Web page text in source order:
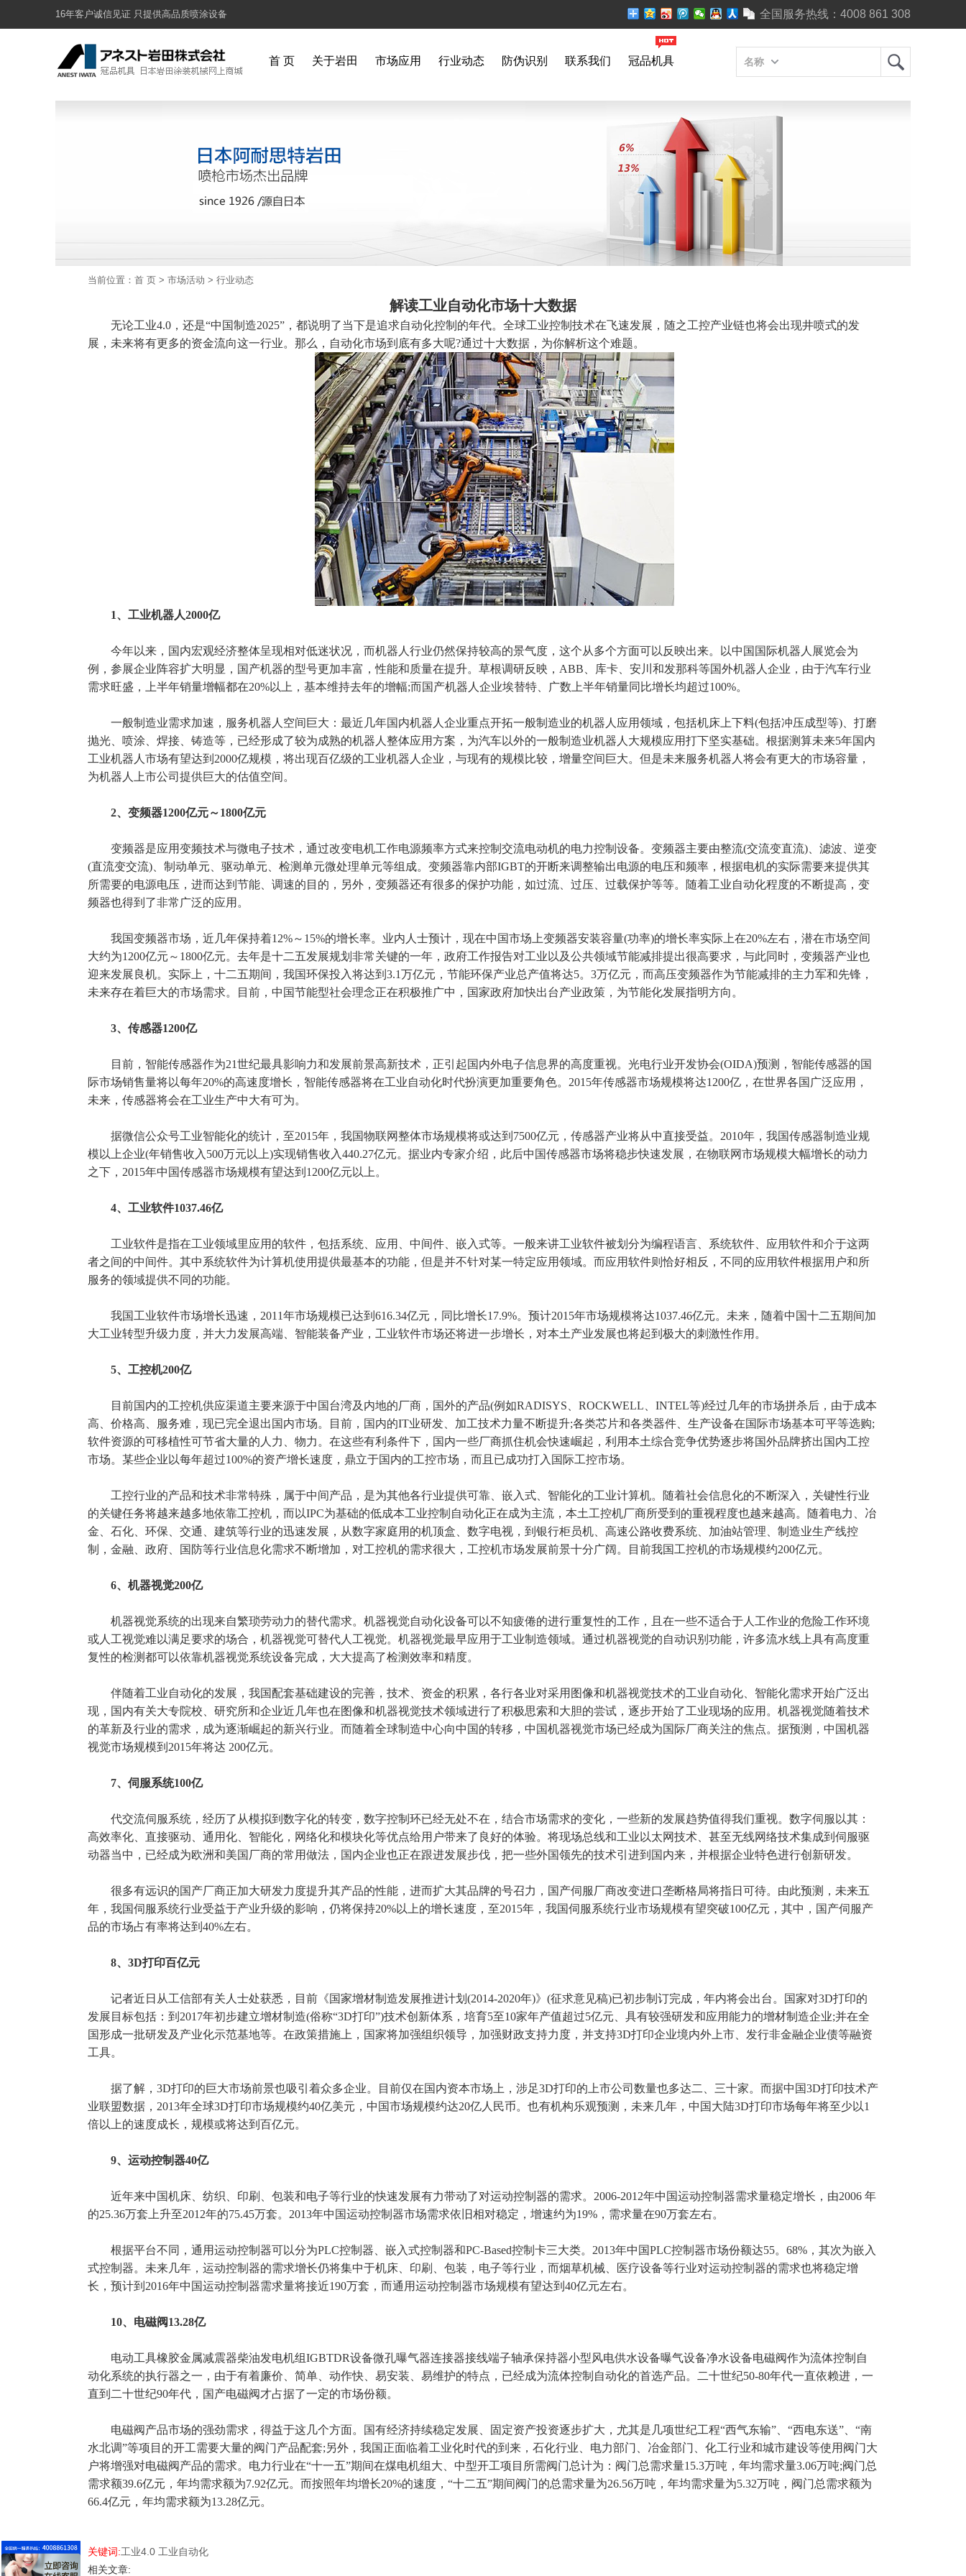
16年客户诚信见证 只提供高品质喷涂设备 全国服务热线： 4008 861 308
首 页 关于岩田 市场应用 行业动态 防伪识别 联系我们 冠品机具 名称
当前位置： 首 页 > 市场活动 > 行业动态
解读工业自动化市场十大数据
无论工业4.0 ，还是“中国制造2025”，都说明了当下是追求自动化控制的年代。全球工业控制 技术在飞速发展，随之工控产业链也将会出现井喷式的发
展，未来将有更多的资金流向这一行业。那么，自动化市场到底有多大呢?通过十大数据，为你解析这个难题。
1、工业机器人2000亿
今年以来，国内宏观经济整体呈现相对低迷状况，而机器人行业仍然保持较高的景气度，这个从多个方面可以反映出来。以中国国际机器人展览会为
例，参展企业阵容扩大明显，国产机器的型号更加丰富，性能和质量在提升。草根调研反映，ABB、库卡、安川和发那科等国外机器人企业，由于汽车行业
需求旺盛，上半年销量增幅都在20%以上，基本维持去年的增幅;而国产机器人企业埃替特、广数上半年销量同比增长均超过100%。
一般制造业需求加速，服务机器人空间巨大：最近几年国内机器人企业重点开拓一般制造业的机器人应用领域，包括机床上下料(包括冲压成型等)、打磨
抛光、喷涂、焊接、铸造等，已经形成了较为成熟的机器人整体应用方案，为汽车以外的一般制造业机器人大规模应用打下坚实基础。根据测算未来5年国内
工业机器人市场有望达到2000亿规模，将出现百亿级的工业机器人企业，与现有的规模比较，增量空间巨大。但是未来服务机器人将会有更大的市场容量，
为机器人上市公司提供巨大的估值空间。
2、变频器1200亿元～1800亿元
变频器是应用变频技术与微电子技术，通过改变电机工作电源频率方式来控制交流电动机的电力控制设备。变频器主要由整流(交流变直流)、滤波、逆变
(直流变交流)、制动单元、驱动单元、检测单元微处理单元等组成。变频器靠内部IGBT的开断来调整输出电源的电压和频率，根据电机的实际需要来提供其
所需要的电源电压，进而达到节能、调速的目的，另外，变频器还有很多的保护功能，如过流、过压、过载保护等等。随着工业自动化程度的不断提高，变
频器也得到了非常广泛的应用。
我国变频器市场，近几年保持着12%～15%的增长率。业内人士预计，现在中国市场上变频器安装容量(功率)的增长率实际上在20%左右，潜在市场空间
大约为1200亿元～1800亿元。去年是十二五发展规划非常关键的一年，政府工作报告对工业以及公共领域节能减排提出很高要求，与此同时，变频器产业也
迎来发展良机。实际上，十二五期间，我国环保投入将达到3.1万亿元，节能环保产业总产值将达5。3万亿元，而高压变频器作为节能减排的主力军和先锋，
未来存在着巨大的市场需求。目前，中国节能型社会理念正在积极推广中，国家政府加快出台产业政策，为节能化发展指明方向。
3、传感器1200亿
目前，智能传感器作为21世纪最具影响力和发展前景高新技术，正引起国内外电子信息界的高度重视。光电行业开发协会(OIDA)预测，智能传感器的国
际市场销售量将以每年20%的高速度增长，智能传感器将在工业自动化时代扮演更加重要角色。2015年传感器市场规模将达1200亿，在世界各国广泛应用，
未来，传感器将会在工业生产中大有可为。
据微信公众号工业智能化的统计，至2015年，我国物联网整体市场规模将或达到7500亿元，传感器产业将从中直接受益。2010年，我国传感器制造业规
模以上企业(年销售收入500万元以上)实现销售收入440.27亿元。据业内专家介绍，此后中国传感器市场将稳步快速发展，在物联网市场规模大幅增长的动力
之下，2015年中国传感器市场规模有望达到1200亿元以上。
4、工业软件1037.46亿
工业软件是指在工业领域里应用的软件，包括系统、应用、中间件、嵌入式等。一般来讲工业软件被划分为编程语言、系统软件、应用软件和介于这两
者之间的中间件。其中系统软件为计算机使用提供最基本的功能，但是并不针对某一特定应用领域。而应用软件则恰好相反，不同的应用软件根据用户和所
服务的领域提供不同的功能。
我国工业软件市场增长迅速，2011年市场规模已达到616.34亿元，同比增长17.9%。预计2015年市场规模将达1037.46亿元。未来，随着中国十二五期间加
大工业转型升级力度，并大力发展高端、智能装备产业，工业软件市场还将进一步增长，对本土产业发展也将起到极大的刺激性作用。
5、工控机200亿
目前国内的工控机供应渠道主要来源于中国台湾及内地的厂商，国外的产品(例如RADISYS、ROCKWELL、INTEL等)经过几年的市场拼杀后，由于成本
高、价格高、服务难，现已完全退出国内市场。目前，国内的IT业研发、加工技术力量不断提升;各类芯片和各类器件、生产设备在国际市场基本可平等选购;
软件资源的可移植性可节省大量的人力、物力。在这些有利条件下，国内一些厂商抓住机会快速崛起，利用本土综合竞争优势逐步将国外品牌挤出国内工控
市场。某些企业以每年超过100%的资产增长速度，鼎立于国内的工控市场，而且已成功打入国际工控市场。
工控行业的产品和技术非常特殊，属于中间产品，是为其他各行业提供可靠、嵌入式、智能化的工业计算机。随着社会信息化的不断深入，关键性行业
的关键任务将越来越多地依靠工控机，而以IPC为基础的低成本工业控制 自动化正在成为主流，本土工控机厂商所受到的重视程度也越来越高。随着电力、冶
金、石化、环保、交通、建筑等行业的迅速发展，从数字家庭用的机顶盒、数字电视，到银行柜员机、高速公路收费系统、加油站管理、制造业生产线控
制，金融、政府、国防等行业信息化需求不断增加，对工控机的需求很大，工控机市场发展前景十分广阔。目前我国工控机的市场规模约200亿元。
6、机器视觉200亿
机器视觉系统的出现来自繁琐劳动力的替代需求。机器视觉自动化设备可以不知疲倦的进行重复性的工作，且在一些不适合于人工作业的危险工作环境
或人工视觉难以满足要求的场合，机器视觉可替代人工视觉。机器视觉最早应用于工业制造领域。通过机器视觉的自动识别功能，许多流水线上具有高度重
复性的检测都可以依靠机器视觉系统设备完成，大大提高了检测效率和精度。
伴随着工业自动化的发展，我国配套基础建设的完善，技术、资金的积累，各行各业对采用图像和机器视觉技术的工业自动化、智能化需求开始广泛出
现，国内有关大专院校、研究所和企业近几年也在图像和机器视觉技术领域进行了积极思索和大胆的尝试，逐步开始了工业现场的应用。机器视觉随着技术
的革新及行业的需求，成为逐渐崛起的新兴行业。而随着全球制造中心向中国的转移，中国机器视觉市场已经成为国际厂商关注的焦点。据预测，中国机器
视觉市场规模到2015年将达 200亿元。
7、伺服系统100亿
代交流伺服系统，经历了从模拟到数字化的转变，数字控制环已经无处不在，结合市场需求的变化，一些新的发展趋势值得我们重视。数字伺服以其：
高效率化、直接驱动、通用化、智能化，网络化和模块化等优点给用户带来了良好的体验。将现场总线和工业以太网技术、甚至无线网络技术集成到伺服驱
动器当中，已经成为欧洲和美国厂商的常用做法，国内企业也正在跟进发展步伐，把一些外国领先的技术引进到国内来，并根据企业特色进行创新研发。
很多有远识的国产厂商正加大研发力度提升其产品的性能，进而扩大其品牌的号召力，国产伺服厂商改变进口垄断格局将指日可待。由此预测，未来五
年，我国伺服系统行业受益于产业升级的影响，仍将保持20%以上的增长速度，至2015年，我国伺服系统行业市场规模有望突破100亿元，其中，国产伺服产
品的市场占有率将达到40%左右。
8、3D打印百亿元
记者近日从工信部有关人士处获悉，目前《国家增材制造发展推进计划(2014-2020年)》(征求意见稿)已初步制订完成，年内将会出台。国家对3D打印的
发展目标包括：到2017年初步建立增材制造(俗称“3D打印”)技术创新体系，培育5至10家年产值超过5亿元、具有较强研发和应用能力的增材制造企业;并在全
国形成一批研发及产业化示范基地等。在政策措施上，国家将加强组织领导，加强财政支持力度，并支持3D打印企业境内外上市、发行非金融企业债等融资
工具。
据了解，3D打印的巨大市场前景也吸引着众多企业。目前仅在国内资本市场上，涉足3D打印的上市公司数量也多达二、三十家。而据中国3D打印技术产
业联盟数据，2013年全球3D打印市场规模约40亿美元，中国市场规模约达20亿人民币。也有机构乐观预测，未来几年，中国大陆3D打印市场每年将至少以1
倍以上的速度成长，规模或将达到百亿元。
9、运动控制器40亿
近年来中国机床、纺织、印刷、包装和电子等行业的快速发展有力带动了对运动控制器的需求。2006-2012年中国运动控制器需求量稳定增长，由2006 年
的25.36万套上升至2012年的75.45万套。2013年中国运动控制器市场需求依旧相对稳定，增速约为19%，需求量在90万套左右。
根据平台不同，通用运动控制器可以分为PLC控制器、嵌入式控制器和PC-Based控制卡三大类。2013年中国PLC控制器市场份额达55。68%，其次为嵌入
式控制器。未来几年，运动控制器的需求增长仍将集中于机床、印刷、包装，电子等行业，而烟草机械、医疗设备等行业对运动控制器的需求也将稳定增
长，预计到2016年中国运动控制器需求量将接近190万套，而通用运动控制器市场规模有望达到40亿元左右。
10、电磁阀13.28亿
电动工具橡胶金属减震器柴油发电机组IGBTDR设备微孔曝气器连接器接线端子轴承保持器小型风电供水设备曝气设备净水设备电磁阀作为流体控制自
动化系统的执行器之一，由于有着廉价、简单、动作快、易安装、易维护的特点，已经成为流体控制自动化的首选产品。二十世纪50-80年代一直依赖进，一
直到二十世纪90年代，国产电磁阀才占据了一定的市场份额。
电磁阀产品市场的强劲需求，得益于这几个方面。国有经济持续稳定发展、固定资产投资逐步扩大，尤其是几项世纪工程“西气东输”、“西电东送”、“南
水北调”等项目的开工需要大量的阀门产品配套;另外，我国正面临着工业化时代的到来，石化行业、电力部门、冶金部门、化工行业和城市建设等使用阀门大
户将增强对电磁阀产品的需求。电力行业在“十一五”期间在煤电机组大、中型开工项目所需阀门总计为：阀门总需求量15.3万吨，年均需求量3.06万吨;阀门总
需求额39.6亿元，年均需求额为7.92亿元。而按照年均增长20%的速度，“十二五”期间阀门的总需求量为26.56万吨，年均需求量为5.32万吨，阀门总需求额为
66.4亿元，年均需求额为13.28亿元。
关键词:工业4.0 工业自动化
相关文章: